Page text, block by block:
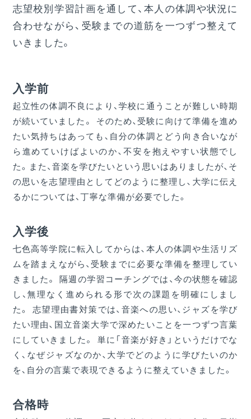
志望校別学習計画を通して、本人の体調や状況に
合わせながら、受験までの道筋を一つずつ整えて
いきました。
入学前
起立性の体調不良により、学校に通うことが難しい時期
が続いていました。 そのため、受験に向けて準備を進め
たい気持ちはあっても、自分の体調とどう向き合いなが
ら進めていけばよいのか、不安を抱えやすい状態でし
た。また、音楽を学びたいという思いはありましたが、そ
の思いを志望理由としてどのように整理し、大学に伝え
るかについては、丁寧な準備が必要でした。
入学後
七色高等学院に転入してからは、本人の体調や生活リズ
ムを踏まえながら、受験までに必要な準備を整理してい
きました。 隔週の学習コーチングでは、今の状態を確認
し、無理なく進められる形で次の課題を明確にしまし
た。 志望理由書対策では、音楽への思い、ジャズを学び
たい理由、国立音楽大学で深めたいことを一つずつ言葉
にしていきました。 単に「音楽が好き」というだけでな
く、なぜジャズなのか、大学でどのように学びたいのか
を、自分の言葉で表現できるように整えていきました。
合格時